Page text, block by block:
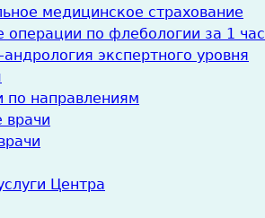
медицинское страхование
операции по флебологии за 1 час
экспертного уровня
по направлениям
врачи
Центра